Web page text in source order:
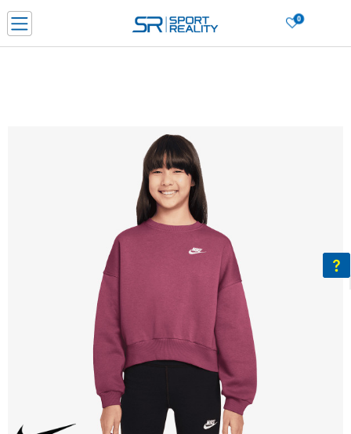
0
ДОЗНАЈ ПОВЕЌЕ
Ценовник
ДОЗНАЈ ПОВЕЌЕ